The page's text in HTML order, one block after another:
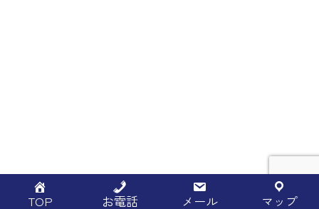
TOP お電話 メール マップ